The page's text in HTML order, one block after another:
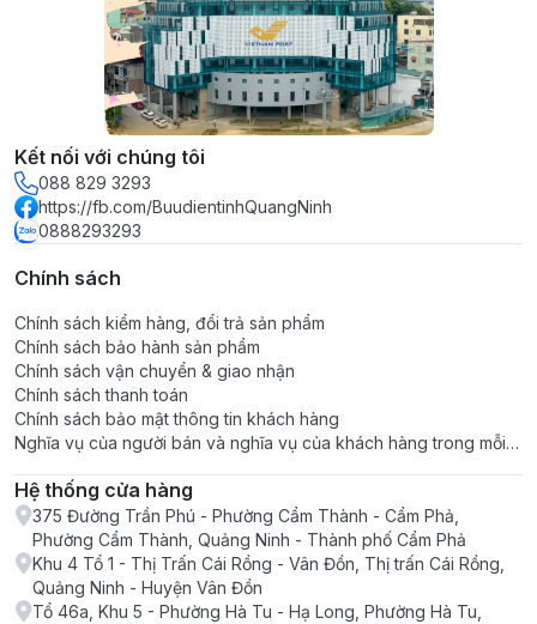
Kết nối với chúng tôi
088 829 3293
https://fb.com/BuudientinhQuangNinh
0888293293
Chính sách
Chính sách kiểm hàng, đổi trả sản phẩm
Chính sách bảo hành sản phẩm
Chính sách vận chuyển & giao nhận
Chính sách thanh toán
Chính sách bảo mật thông tin khách hàng
Nghĩa vụ của người bán và nghĩa vụ của khách hàng trong mỗi
Hệ thống cửa hàng
375 Đường Trần Phú - Phường Cẩm Thành - Cẩm Phả,
Phường Cẩm Thành, Quảng Ninh - Thành phố Cẩm Phả
Khu 4 Tổ 1 - Thị Trấn Cái Rồng - Vân Đồn, Thị trấn Cái Rồng,
Quảng Ninh - Huyện Vân Đồn
Tổ 46a, Khu 5 - Phường Hà Tu - Hạ Long, Phường Hà Tu,